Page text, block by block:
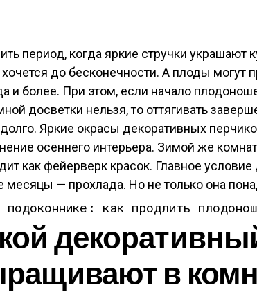
период, когда яркие стручки украшают
хочется до бесконечности. А плоды могут
и более. При этом, если начало
досветки нельзя, то оттягивать
Яркие окрасы декоративных
осеннего интерьера. Зимой же
как фейерверк красок. Главное
месяцы — прохлада. Но не только она
подоконнике: как продлить
в